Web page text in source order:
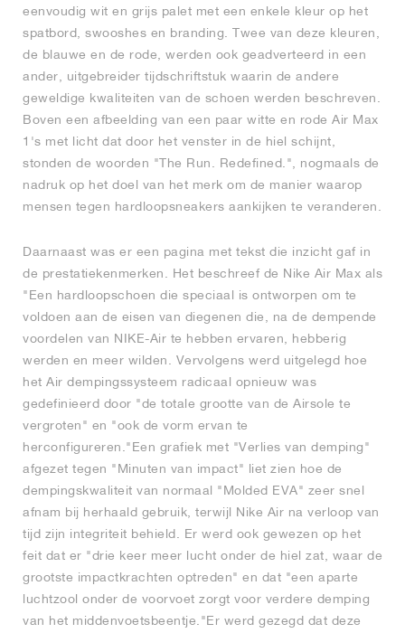
eenvoudig wit en grijs palet met een enkele kleur op het
spatbord, swooshes en branding. Twee van deze kleuren,
de blauwe en de rode, werden ook geadverteerd in een
ander, uitgebreider tijdschriftstuk waarin de andere
geweldige kwaliteiten van de schoen werden beschreven.
Boven een afbeelding van een paar witte en rode Air Max
1's met licht dat door het venster in de hiel schijnt,
stonden de woorden "The Run. Redefined.", nogmaals de
nadruk op het doel van het merk om de manier waarop
mensen tegen hardloopsneakers aankijken te veranderen.
Daarnaast was er een pagina met tekst die inzicht gaf in
de prestatiekenmerken. Het beschreef de Nike Air Max als
"Een hardloopschoen die speciaal is ontworpen om te
voldoen aan de eisen van diegenen die, na de dempende
voordelen van NIKE-Air te hebben ervaren, hebberig
werden en meer wilden. Vervolgens werd uitgelegd hoe
het Air dempingssysteem radicaal opnieuw was
gedefinieerd door "de totale grootte van de Airsole te
vergroten" en "ook de vorm ervan te
herconfigureren."Een grafiek met "Verlies van demping"
afgezet tegen "Minuten van impact" liet zien hoe de
dempingskwaliteit van normaal "Molded EVA" zeer snel
afnam bij herhaald gebruik, terwijl Nike Air na verloop van
tijd zijn integriteit behield. Er werd ook gewezen op het
feit dat er "drie keer meer lucht onder de hiel zat, waar de
grootste impactkrachten optreden" en dat "een aparte
luchtzool onder de voorvoet zorgt voor verdere demping
van het middenvoetsbeentje."Er werd gezegd dat deze